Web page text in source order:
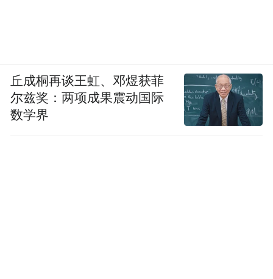
丘成桐再谈王虹、邓煜获菲
尔兹奖：两项成果震动国际
数学界